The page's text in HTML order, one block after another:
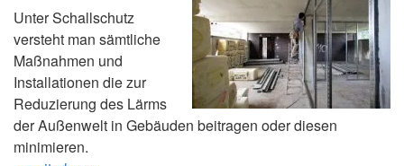
Unter Schallschutz
versteht man sämtliche
Maßnahmen und
Installationen die zur
Reduzierung des Lärms
der Außenwelt in Gebäuden beitragen oder diesen
minimieren.